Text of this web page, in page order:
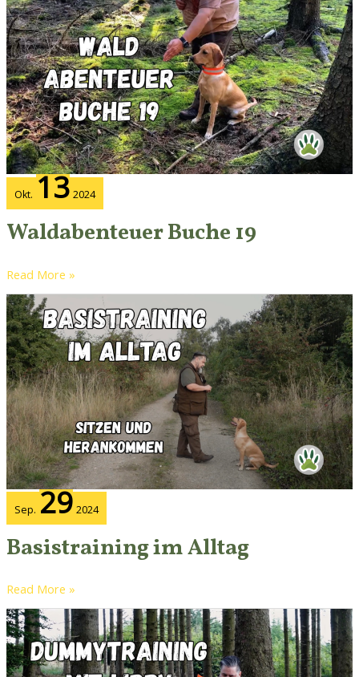
Okt. 13 2024
Waldabenteuer Buche 19
Buche
19
Read More »
Sep. 29 2024
Basistraining im Alltag
Basistraining
im
Alltag
Read More »
Dummytraining
mit
Libby